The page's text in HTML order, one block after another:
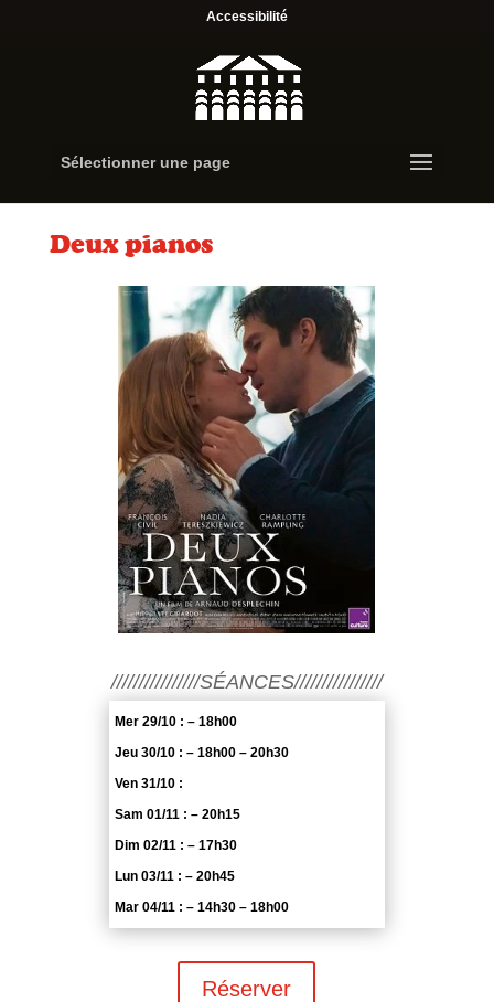
Accessibilité
Sélectionner une page
Deux pianos
////////////////SÉANCES////////////////
Mer 29/10 : – 18h00
Jeu 30/10 : – 18h00 – 20h30
Ven 31/10 :
Sam 01/11 : – 20h15
Dim 02/11 : – 17h30
Lun 03/11 : – 20h45
Mar 04/11 : – 14h30 – 18h00
Réserver